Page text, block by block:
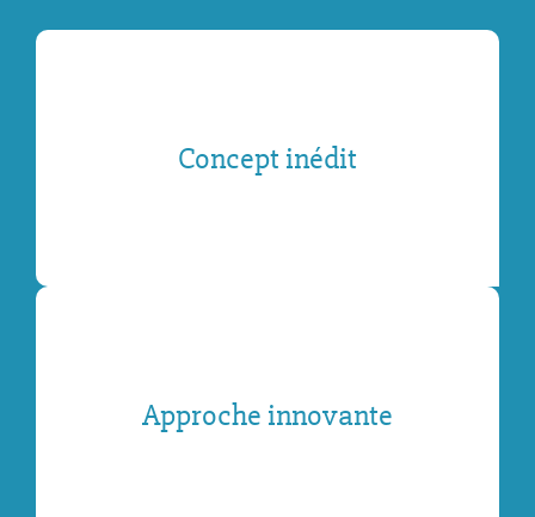
Concept inédit
Approche innovante